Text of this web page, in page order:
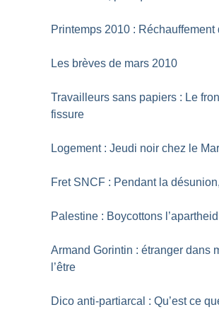
Printemps 2010 : Réchauffement
Les brèves de mars 2010
Travailleurs sans papiers : Le
fissure
Logement : Jeudi noir chez le
Fret SNCF : Pendant la
Palestine : Boycottons l’apartheid
Armand Gorintin : étranger dans
l’être
Dico anti-partiarcal : Qu’est ce